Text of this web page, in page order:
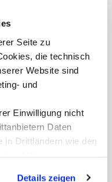
Seite zu
die technisch
Website sind
und
Einwilligung nicht
Daten
in Drittländern wie den
Details zeigen